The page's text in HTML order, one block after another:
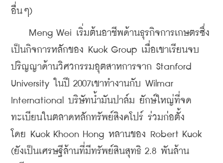
อื่นๆ)
Meng Wei เริ่มต้นอาชีพด้านธุรกิจการเกษตรซึ่ง
เป็นกิจการหลักของ Kuok Group เมื่อเขาเรียนจบ
ปริญญาด้านวิศวกรรมอุตสาหการจาก Stanford
University ในปี 2007เขาทำงานกับ Wilmar
International บริษัทน้ำมันปาล์ม ยักษ์ใหญ่ที่จด
ทะเบียนในตลาดหลักทรัพย์สิงคโปร์ ร่วมก่อตั้ง
โดย Kuok Khoon Hong หลานของ Robert Kuok
(ยังเป็นเศรษฐีล้านที่มีทรัพย์สินสุทธิ 2.8 พันล้าน